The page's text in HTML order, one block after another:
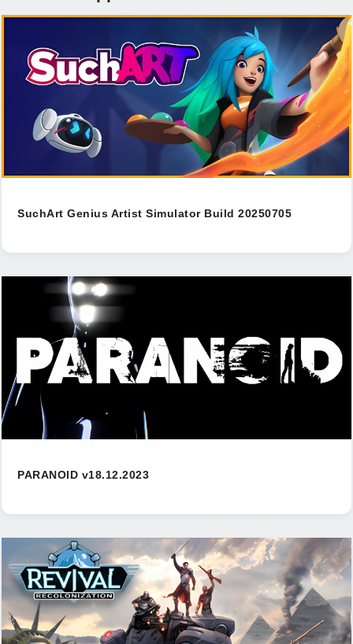
SuchArt Genius Artist Simulator Build 20250705
PARANOID v18.12.2023